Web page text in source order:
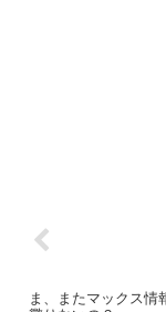
ま、またマックス情